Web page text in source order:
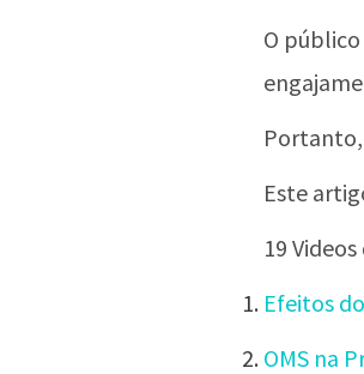
O
Portanto,
Este
19
Efeitos
OMS na